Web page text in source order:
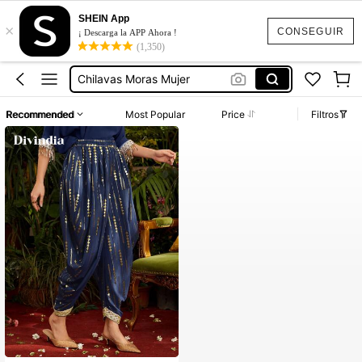
CONSEGUIR
×
SHEIN App
¡ Descarga la APP Ahora !
(1,350)
Túnica Bordado
Indu Mujer
Pantalones Indios
Chilavas Moras Mujer
Túnica Bordado
Indu Mujer
Recommended Most Popular Price Filtros